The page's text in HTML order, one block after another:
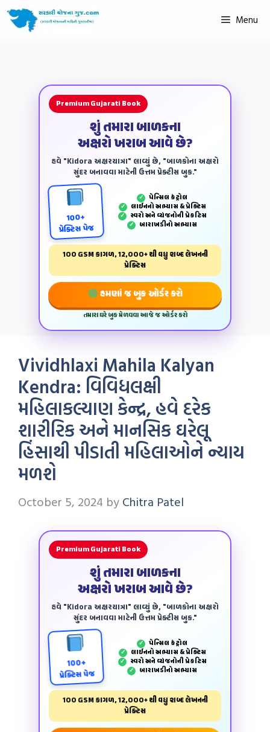
Menu
Premium Gujarati Book
શું તમારા બાળકના
અક્ષરો ખરાબ આવે છે?
હવે "Kidora અક્ષરયાત્રા" લાવ્યું છે, "બાળકોના અક્ષરો
સુંદર બનાવવા માટેની ઉત્તમ પ્રેક્ટીસ બુક."
100+
પ્રેક્ટિસ પેજ
✓ પેન્‍સિલ કંટ્રોલ
✓ લાઈનનો અભ્યાસ & પ્રેક્ટિસ
✓ સ્વરો અને વ્યંજનોની પ્રેકટિસ
✓ બારાખડીનો અભ્યાસ
100 GSM કાગળ, 12,000+ થી વધુ શબ્દ લેખનની
પ્રેક્ટિસ
હમણાં જ બુક ઓર્ડર કરો
તમારા ઘરે બુક મેળવવા આજે જ ઓર્ડર કરો
Vividhlaxi Mahila Kalyan
Kendra: વિવિધલક્ષી
મહિલાકલ્યાણ કેન્દ્ર, હવે દરેક
શારીરિક અને માનસિક ઘરેલૂ
હિંસાથી પીડાતી મહિલાઓને ન્યાય
મળશે
October 5, 2024 by Chitra Patel
Premium Gujarati Book
શું તમારા બાળકના
અક્ષરો ખરાબ આવે છે?
હવે "Kidora અક્ષરયાત્રા" લાવ્યું છે, "બાળકોના અક્ષરો
સુંદર બનાવવા માટેની ઉત્તમ પ્રેક્ટીસ બુક."
100+
પ્રેક્ટિસ પેજ
✓ પેન્‍સિલ કંટ્રોલ
✓ લાઈનનો અભ્યાસ & પ્રેક્ટિસ
✓ સ્વરો અને વ્યંજનોની પ્રેકટિસ
✓ બારાખડીનો અભ્યાસ
100 GSM કાગળ, 12,000+ થી વધુ શબ્દ લેખનની
પ્રેક્ટિસ